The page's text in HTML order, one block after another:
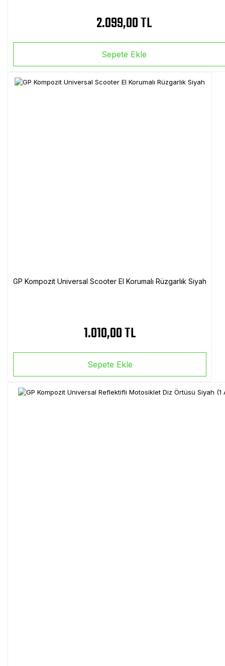
2.099,00 TL
Sepete Ekle
GP Kompozit Universal Scooter El Korumalı Rüzgarlık Siyah
1.010,00 TL
Sepete Ekle